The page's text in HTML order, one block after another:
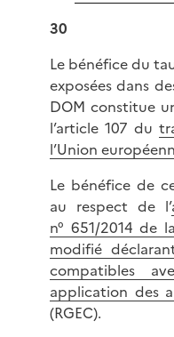
30
Le bénéfice du
exposées dans
DOM constitue
l’article 107 du
l’Union
Le bénéfice de
au respect de l’
n° 651/2014 de
modifié
compatibles
application des
(RGEC).